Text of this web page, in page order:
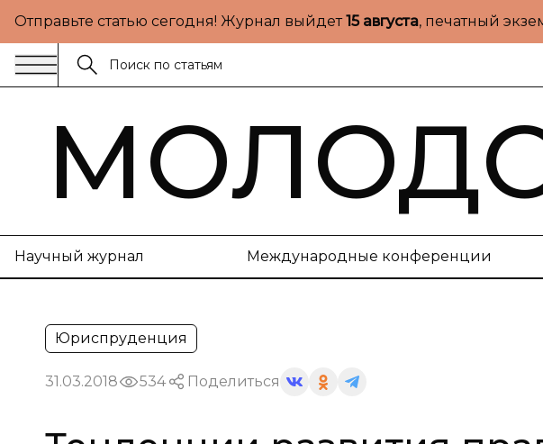
Отправьте статью сегодня! Журнал выйдет15 августа, печатный
Научный журнал Международные конференции
Юриспруденция
31.03.2018 534 Поделиться